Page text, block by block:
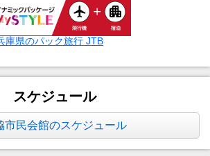
庫県のパック旅行 JTB
スケジュール
市民会館のスケジュール